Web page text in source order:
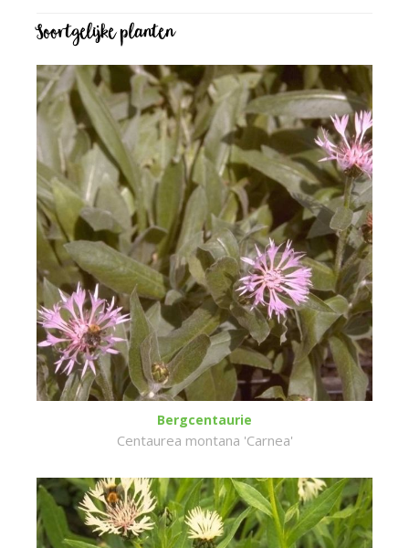
Soortgelijke planten
Bergcentaurie
Centaurea montana 'Carnea'